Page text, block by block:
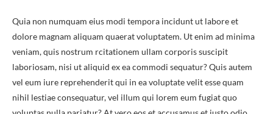
Quia non numquam eius modi tempora incidunt ut labore et
dolore magnam aliquam quaerat voluptatem. Ut enim ad minima
veniam, quis nostrum rcitationem ullam corporis suscipit
laboriosam, nisi ut aliquid ex ea commodi sequatur? Quis autem
vel eum iure reprehenderit qui in ea voluptate velit esse quam
nihil lestiae consequatur, vel illum qui lorem eum fugiat quo